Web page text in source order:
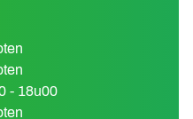
- 18u00